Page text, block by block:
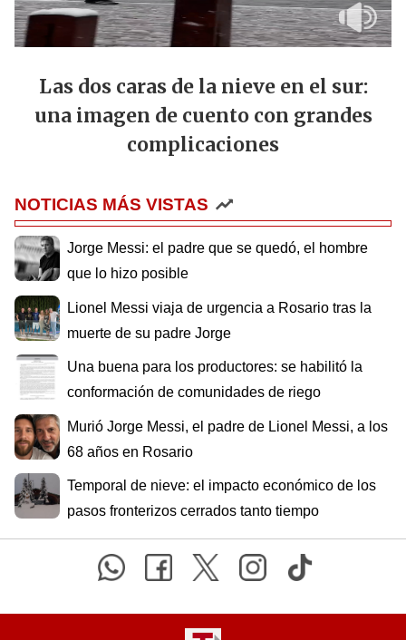
Las dos caras de la nieve en el sur:
una imagen de cuento con grandes
complicaciones
NOTICIAS MÁS VISTAS
Jorge Messi: el padre que se quedó, el hombre
que lo hizo posible
Lionel Messi viaja de urgencia a Rosario tras la
muerte de su padre Jorge
Una buena para los productores: se habilitó la
conformación de comunidades de riego
Murió Jorge Messi, el padre de Lionel Messi, a los
68 años en Rosario
Temporal de nieve: el impacto económico de los
pasos fronterizos cerrados tanto tiempo